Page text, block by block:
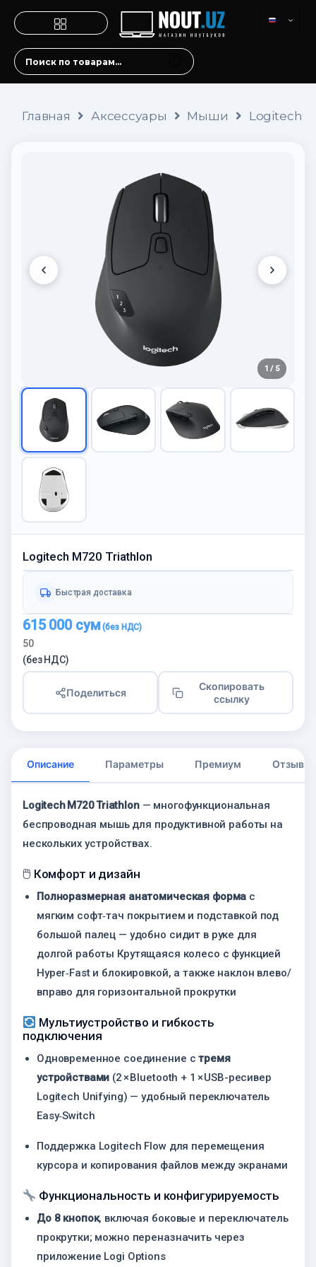
Главная Аксессуары Мыши Logitech
1 / 5
Logitech M720 Triathlon
Быстрая доставка
615 000 сум
50
(без НДС)
Поделиться
Скопировать
ссылку
Описание Параметры Премиум Отзывы
Logitech M720 Triathlon— многофункциональная
беспроводная мышь для продуктивной работы на
нескольких устройствах.
🖱 Комфорт и дизайн
Полноразмерная анатомическая форма с
мягким софт‑тач покрытием и подставкой под
большой палец — удобно сидит в руке для
долгой работы Крутящаяся колесо с функцией
Hyper‑Fast и блокировкой, а также наклон влево/
вправо для горизонтальной прокрутки
Мультиустройство и гибкость
подключения
Одновременное соединение стремя
устройствами (2 × Bluetooth + 1 × USB-ресивер
Logitech Unifying) — удобный переключатель
Easy‑Switch
Поддержка Logitech Flow для перемещения
курсора и копирования файлов между экранами
Функциональность и конфигурируемость
До 8 кнопок, включая боковые и переключатель
прокрутки; можно переназначить через
приложение Logi Options